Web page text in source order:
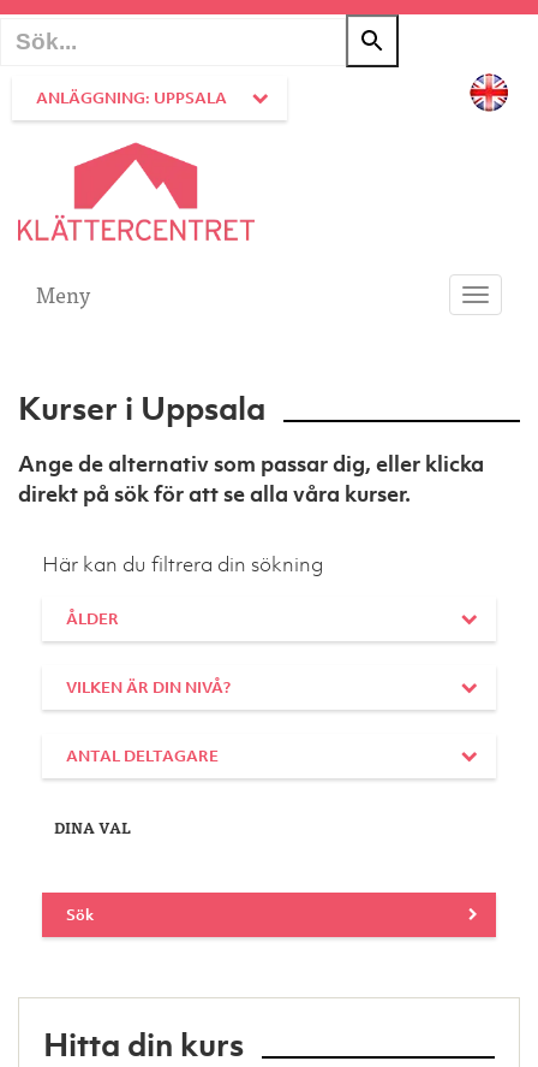
ANLÄGGNING: UPPSALA
Toggle
Meny
Kurser i Uppsala
Ange de alternativ som passar dig, eller klicka
direkt på sök för att se alla våra kurser.
Här kan du filtrera din sökning
ÅLDER
VILKEN ÄR DIN NIVÅ?
ANTAL DELTAGARE
DINA VAL
Sök
Hitta din kurs